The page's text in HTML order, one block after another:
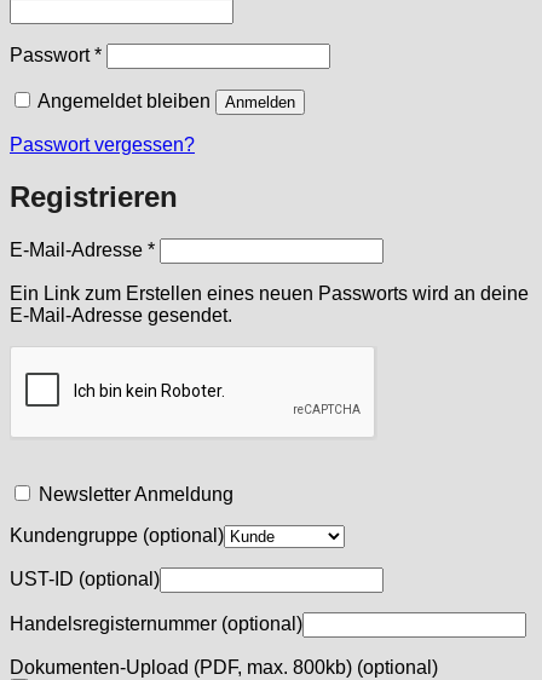
Passwort*Erforderlich
Angemeldet bleiben Anmelden
Passwort vergessen?
Registrieren
E-Mail-Adresse *Erforderlich
Ein Link zum Erstellen eines neuen Passworts wird an deine
E-Mail-Adresse gesendet.
Newsletter Anmeldung
Kundengruppe (optional)
UST-ID (optional)
Handelsregisternummer (optional)
Dokumenten-Upload (PDF, max. 800kb) (optional)